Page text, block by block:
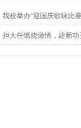
我校举办“迎国庆歌咏比
担大任燃烧激情，建新